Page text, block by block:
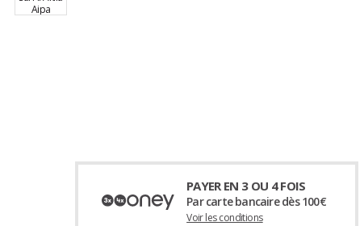
PAYER EN 3 OU 4 FOIS
Par carte bancaire dès 100€
Voir les conditions